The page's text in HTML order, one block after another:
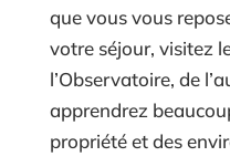
que vous vous
votre séjour, visitez
l’Observatoire, de
apprendrez
propriété et des